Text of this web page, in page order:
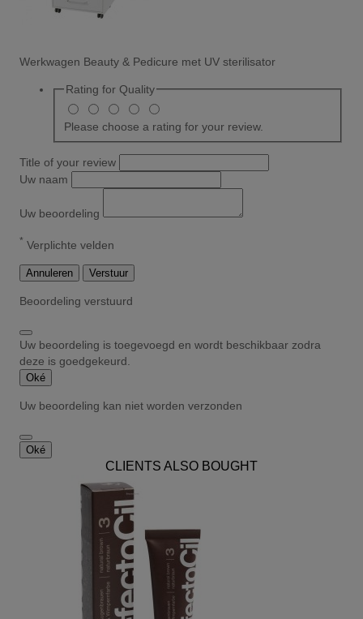
Werkwagen Beauty & Pedicure met UV sterilisator
Rating for Quality
Please choose a rating for your review.
Title of your review
Uw naam
Uw beoordeling
* Verplichte velden
Annuleren Verstuur
Beoordeling verstuurd
Uw beoordeling is toegevoegd en wordt beschikbaar zodra
deze is goedgekeurd.
Oké
Uw beoordeling kan niet worden verzonden
Oké
CLIENTS ALSO BOUGHT